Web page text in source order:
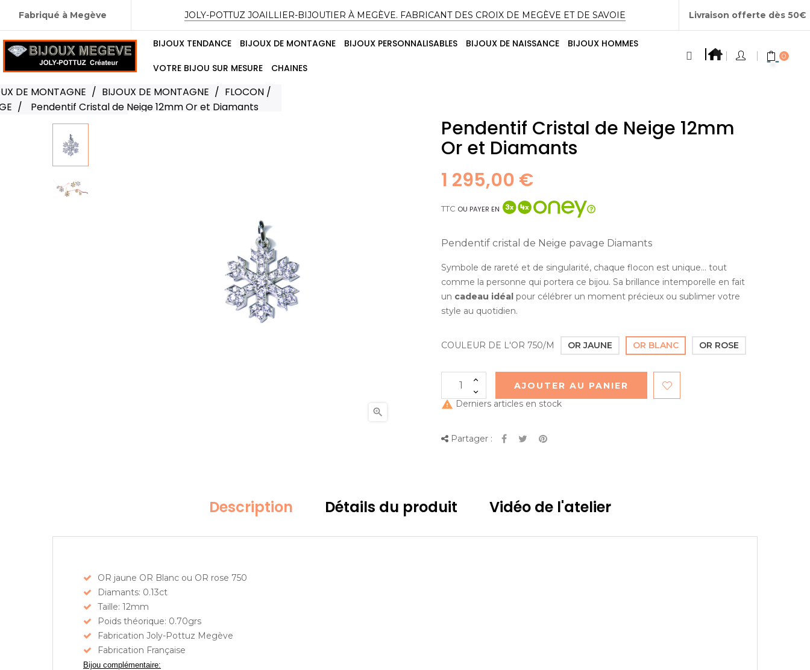
Fabriqué à Megève JOLY-POTTUZ JOAILLIER-BIJOUTIER À MEGÈVE. FABRICANT DES CROIX DE MEGÈVE ET DE SAVOIE Livraison offerte dès 50€
BIJOUX TENDANCE BIJOUX DE MONTAGNE BIJOUX PERSONNALISABLES BIJOUX DE NAISSANCE BIJOUX HOMMES
VOTRE BIJOU SUR MESURE CHAINES
0
DE MONTAGNE BIJOUX DE MONTAGNE
FLOCON /
Pendentif Cristal de Neige 12mm Or et Diamants

Pendentif Cristal de Neige 12mm
Or et Diamants
1 295,00 €
TTC OU PAYER EN
Pendentif cristal de Neige pavage Diamants
Symbole de rareté et de singularité, chaque flocon est unique… tout
comme la personne qui portera ce bijou. Sa brillance intemporelle en fait
un cadeau idéal pour célébrer un moment précieux ou sublimer votre
style au quotidien.
COULEUR DE L'OR 750/M OR JAUNE OR BLANC OR ROSE
AJOUTER AU PANIER
 Derniers articles en stock
Partager :
Description Détails du produit Vidéo de l'atelier
OR jaune OR Blanc ou OR rose 750
Diamants: 0.13ct
Taille: 12mm
Poids théorique: 0.70grs
Fabrication Joly-Pottuz Megève
Fabrication Française
Bijou complémentaire: